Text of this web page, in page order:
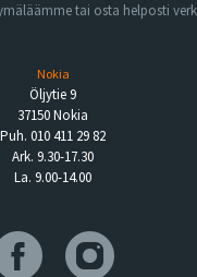
tai osta helposti
Nokia
Öljytie 9
37150 Nokia
Puh. 010 411 29 82
Ark. 9.30-17.30
La. 9.00-14.00